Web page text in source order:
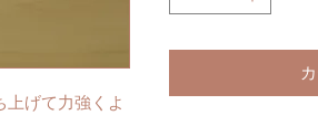
げて力強くよ